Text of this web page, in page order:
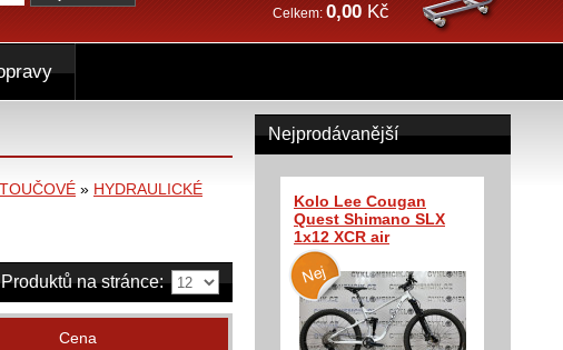
» HYDRAULICKÉ
Produktů na stránce:
Cena
Nejprodávanější
Kolo Lee Cougan
Quest Shimano SLX
1x12 XCR air
Celkem: 0,00 Kč